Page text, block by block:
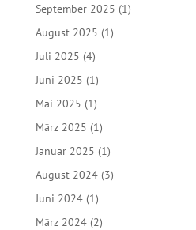
September 2025 (1)
August 2025 (1)
Juli 2025 (4)
Juni 2025 (1)
Mai 2025 (1)
März 2025 (1)
Januar 2025 (1)
August 2024(3)
Juni 2024(1)
März 2024(2)